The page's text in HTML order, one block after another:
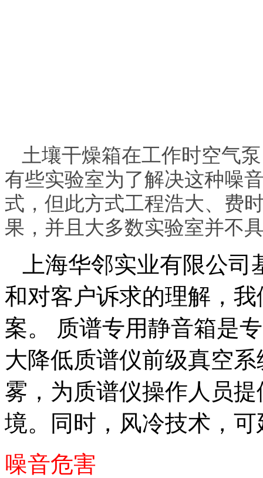
土壤干燥箱在工作时空气
有些实验室为了解决这种噪
式，但此方式工程浩大、费
果，并且大多数实验室并不
上海华邻实业有限公司
和对客户诉求的理解，
案。 质谱专用静音箱是
大降低质谱仪前级真空
雾，为质谱仪操作人员
境。同时，风冷技术，
噪音危害